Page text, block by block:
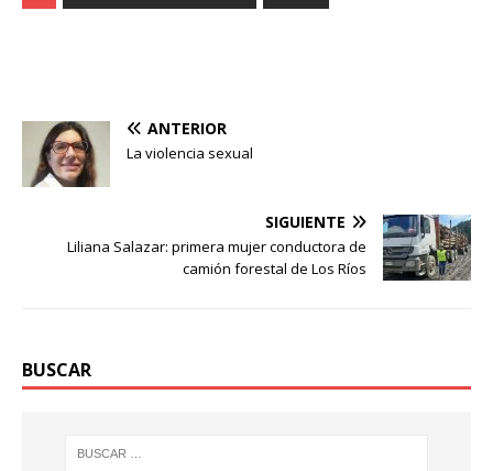
ANTERIOR
La violencia sexual
SIGUIENTE
Liliana Salazar: primera mujer conductora de
camión forestal de Los Ríos
BUSCAR